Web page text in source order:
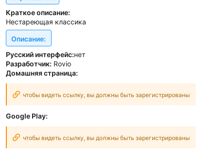
Краткое описание:
Нестареющая классика
Описание:
Русский интерфейс:нет
Разработчик: Rovio
Домашняя страница:
чтобы видеть ссылку, вы должны быть зарегистрированы
Google Play:
чтобы видеть ссылку, вы должны быть зарегистрированы